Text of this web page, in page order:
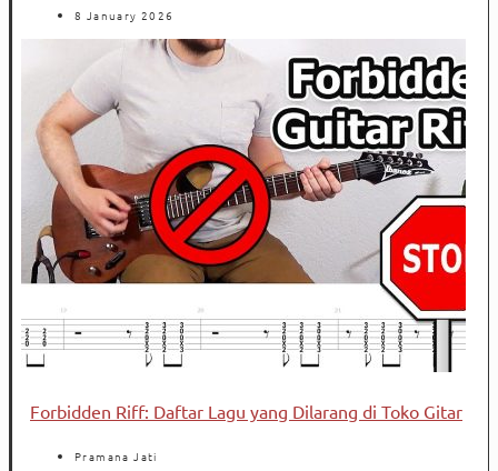
8 January 2026
Forbidden Riff: Daftar Lagu yang Dilarang di Toko Gitar
Pramana Jati